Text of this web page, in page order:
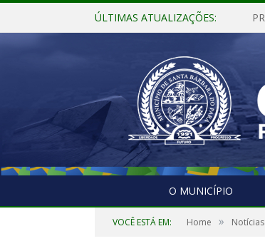
ÚLTIMAS ATUALIZAÇÕES:
O MUNICÍPIO
VOCÊ ESTÁ EM: Home » Notícias